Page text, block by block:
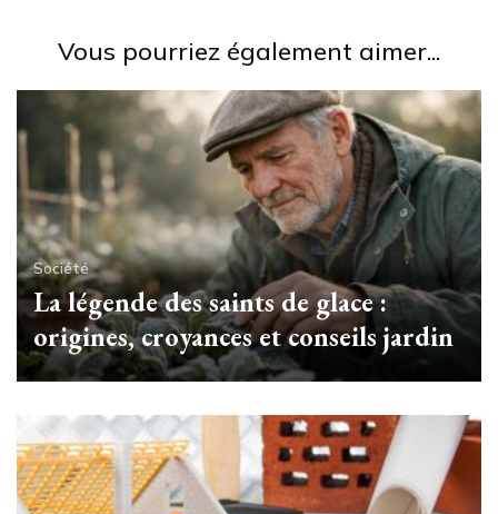
Vous pourriez également aimer...
Société
La légende des saints de glace :
origines, croyances et conseils jardin